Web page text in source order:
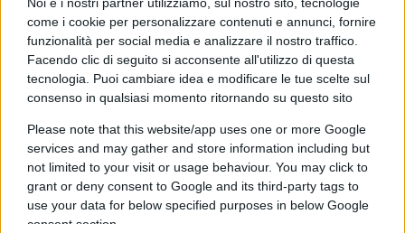
come i cookie per personalizzare contenuti e annunci, fornire
funzionalità per social media e analizzare il nostro traffico.
Facendo clic di seguito si acconsente all'utilizzo di questa
tecnologia. Puoi cambiare idea e modificare le tue scelte sul
consenso in qualsiasi momento ritornando su questo sito
Please note that this website/app uses one or more Google
services and may gather and store information including but
not limited to your visit or usage behaviour. You may click to
grant or deny consent to Google and its third-party tags to
use your data for below specified purposes in below Google
consent section.
le microspie . Subito però arrivano i carabinieri
che, su mandato dei magistrati, le avevano messe.
Viene interrogato, prima dai carabinieri, poi dai
magistrati. A tutti racconta una storia
all’apparenza incredibile, che ripeterà tal quale
ogni volta: “Ho appreso di essere intercettato in
quattro differenti occasioni da … (fa i nomi,
inattesi, tutti pezzi da 90) e consegna tutti i
documenti in suo possesso. I personaggi indicati